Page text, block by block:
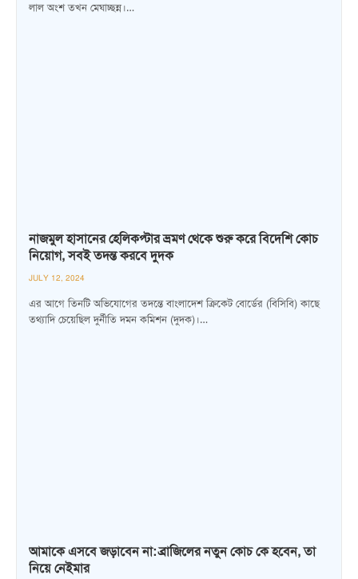
লাল অংশ তখন মেঘাচ্ছন্ন।…
নাজমুল হাসানের হেলিকপ্টার ভ্রমণ থেকে শুরু করে বিদেশি কোচ
নিয়োগ, সবই তদন্ত করবে দুদক
JULY 12, 2024
এর আগে তিনটি অভিযোগের তদন্তে বাংলাদেশ ক্রিকেট বোর্ডের (বিসিবি) কাছে
তথ্যাদি চেয়েছিল দুর্নীতি দমন কমিশন (দুদক)।…
আমাকে এসবে জড়াবেন না: ব্রাজিলের নতুন কোচ কে হবেন, তা
নিয়ে নেইমার